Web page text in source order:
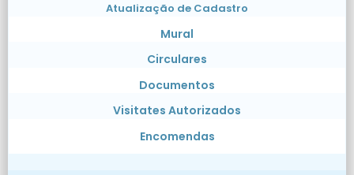
Atualização de Cadastro
Mural
Circulares
Documentos
Visitates Autorizados
Encomendas